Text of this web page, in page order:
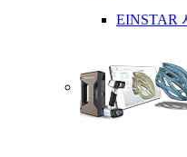
EINSTAR